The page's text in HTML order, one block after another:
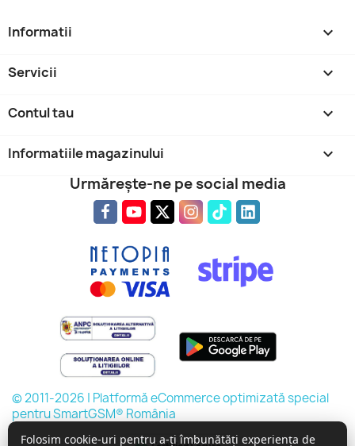
Informatii 
Servicii 
Contul tau 
Informatiile magazinului keyboard_arrow_down
Folosim cookie-uri pentru a-ți îmbunătăți experiența de
Urmărește-ne pe social media
© 2011-2026 | Platformă eCommerce optimizată special
pentru SmartGSM® România